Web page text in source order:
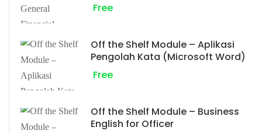
Free
Off the Shelf Module – Aplikasi
Pengolah Kata (Microsoft Word)
Free
Off the Shelf Module – Business
English for Officer